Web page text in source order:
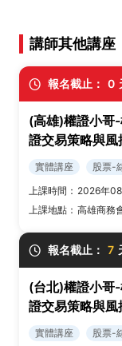
講師其他講座
報名截止： 0
(高雄)權證小哥
證交易策略與風
實體講座
股票-
上課時間： 2026年
上課地點： 高雄商務
報名截止： 7
(台北)權證小哥
證交易策略與風
實體講座
股票-